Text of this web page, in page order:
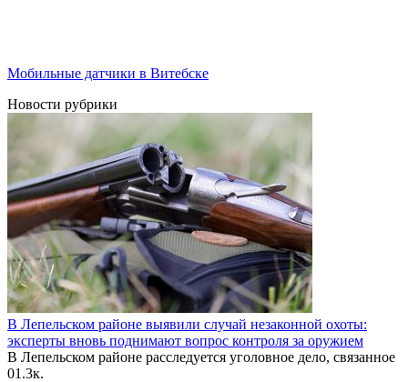
Мобильные датчики в Витебске
Новости рубрики
В Лепельском районе выявили случай незаконной охоты:
эксперты вновь поднимают вопрос контроля за оружием
В Лепельском районе расследуется уголовное дело, связанное
01.3к.